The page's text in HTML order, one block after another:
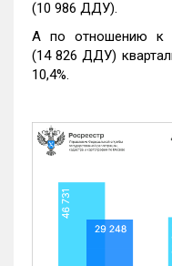
(10 986 ДДУ).
А по отношению к
(14 826 ДДУ)
10,4%.